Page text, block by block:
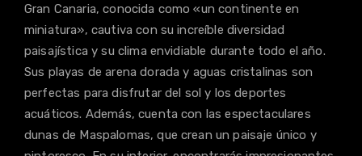
Gran Canaria, conocida como «un continente en
miniatura», cautiva con su increíble diversidad
paisajística y su clima envidiable durante todo el año.
Sus playas de arena dorada y aguas cristalinas son
perfectas para disfrutar del sol y los deportes
acuáticos. Además, cuenta con las espectaculares
dunas de Maspalomas, que crean un paisaje único y